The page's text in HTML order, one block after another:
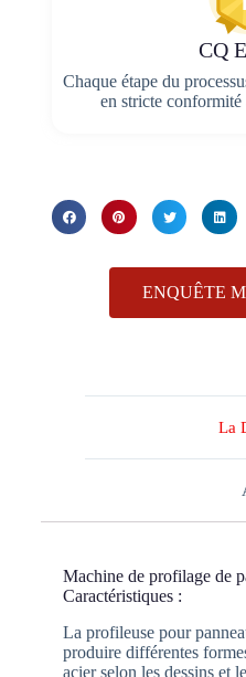
CQ
Chaque étape du
en stricte
ENQUÊTE
La
Machine de profilage de
Caractéristiques :
La profileuse pour
produire différentes
acier selon les dessins et